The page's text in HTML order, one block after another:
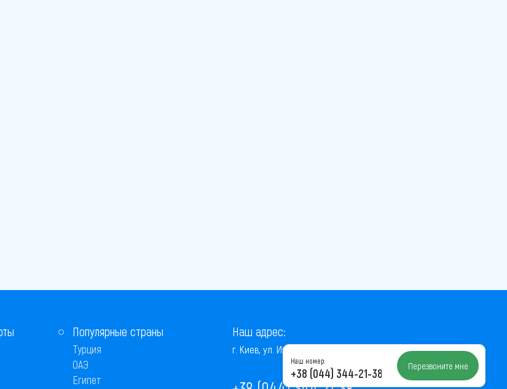
Популярные страны
Турция
ОАЭ
Египет
Наш адрес:
г. Киев, ул. Институтская, 22/7, оф. 41
Наш номер:
+38 (044) 344-21-38 Перезвоните мне